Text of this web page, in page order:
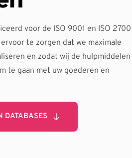
voor de ISO 9001 en ISO
te zorgen dat we maximale
en zodat wij de hulpmiddelen
te gaan met uw goederen en
DATABASES